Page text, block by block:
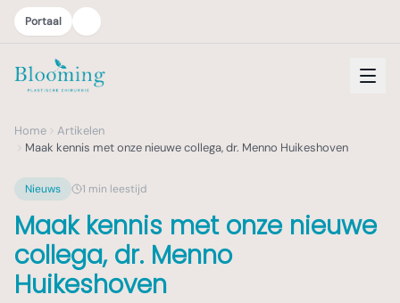
Portaal
Home
Artikelen
Maak kennis met onze nieuwe collega, dr. Menno Huikeshoven
Nieuws 1 min leestijd
Maak kennis met onze nieuwe
collega, dr. Menno
Huikeshoven